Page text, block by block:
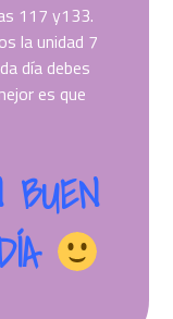
117 y133.
la unidad 7
día debes
es que
BUEN